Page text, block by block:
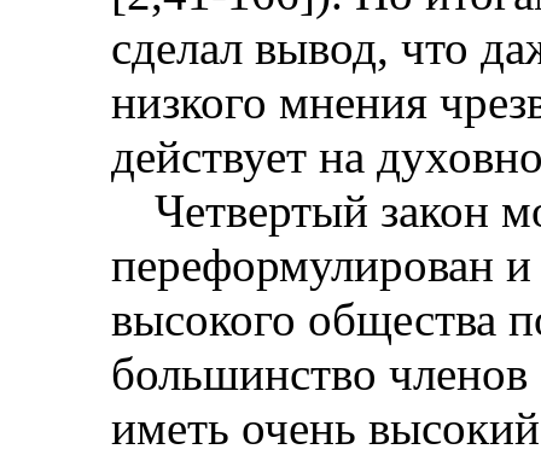
сделал вывод, что
низкого мнения
действует на
Четвертый закон
переформулирован и
высокого общества
большинство членов
иметь очень